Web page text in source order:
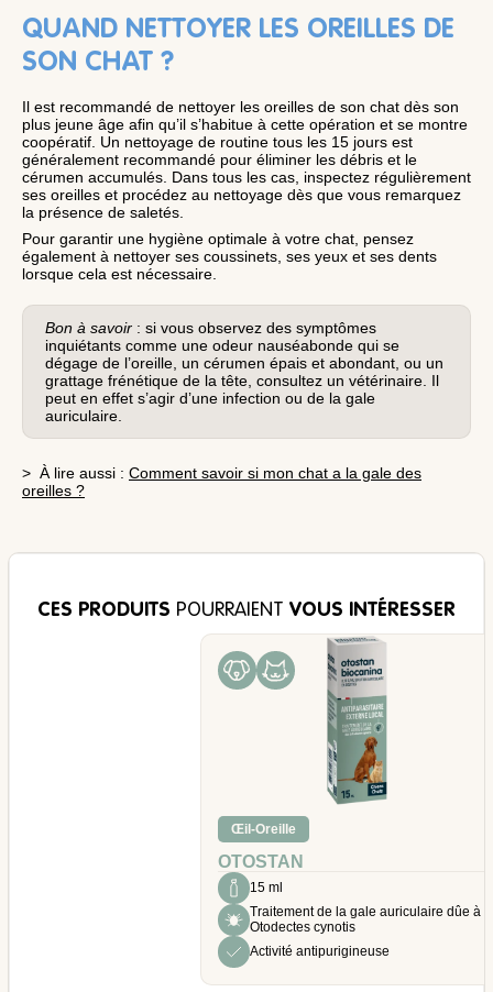
QUAND NETTOYER LES OREILLES DE
SON CHAT ?
Il est recommandé de nettoyer les oreilles de son chat dès son
plus jeune âge afin qu’il s’habitue à cette opération et se montre
coopératif. Un nettoyage de routine tous les 15 jours est
généralement recommandé pour éliminer les débris et le
cérumen accumulés. Dans tous les cas, inspectez régulièrement
ses oreilles et procédez au nettoyage dès que vous remarquez
la présence de saletés.
Pour garantir une hygiène optimale à votre chat, pensez
également à nettoyer ses coussinets, ses yeux et ses dents
lorsque cela est nécessaire.
Bon à savoir : si vous observez des symptômes
inquiétants comme une odeur nauséabonde qui se
dégage de l’oreille, un cérumen épais et abondant, ou un
grattage frénétique de la tête, consultez un vétérinaire. Il
peut en effet s’agir d’une infection ou de la gale
auriculaire.
> À lire aussi : Comment savoir si mon chat a la gale des
oreilles ?
CES PRODUITS POURRAIENT VOUS INTÉRESSER
Œil-Oreille
OTOSTAN
15 ml
Traitement de la gale auriculaire dûe à
Otodectes cynotis
Activité antipurigineuse